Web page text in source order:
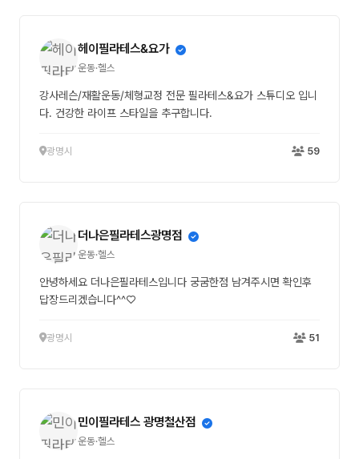
헤이필라테스&요가
운동·헬스
강사레슨/재활운동/체형교정 전문 필라테스&요가 스튜디오 입니
다. 건강한 라이프 스타일을 추구합니다.
광명시 59
더나은필라테스광명점
운동·헬스
안녕하세요 더나은필라테스입니다 궁굼한점 남겨주시면 확인후
답장드리겠습니다^^♡
광명시 51
민이필라테스 광명철산점
운동·헬스